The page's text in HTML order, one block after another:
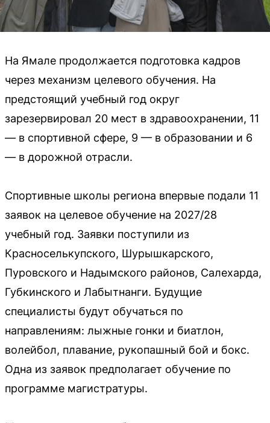
На Ямале продолжается подготовка кадров
через механизм целевого обучения. На
предстоящий учебный год округ
зарезервировал 20 мест в здравоохранении, 11
— в спортивной сфере, 9 — в образовании и 6
— в дорожной отрасли.
Спортивные школы региона впервые подали 11
заявок на целевое обучение на 2027/28
учебный год. Заявки поступили из
Красноселькупского, Шурышкарского,
Пуровского и Надымского районов, Салехарда,
Губкинского и Лабытнанги. Будущие
специалисты будут обучаться по
направлениям: лыжные гонки и биатлон,
волейбол, плавание, рукопашный бой и бокс.
Одна из заявок предполагает обучение по
программе магистратуры.